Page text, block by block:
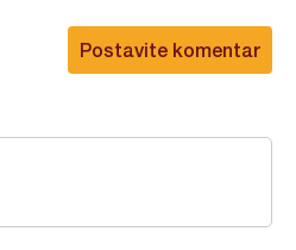
Postavite komentar